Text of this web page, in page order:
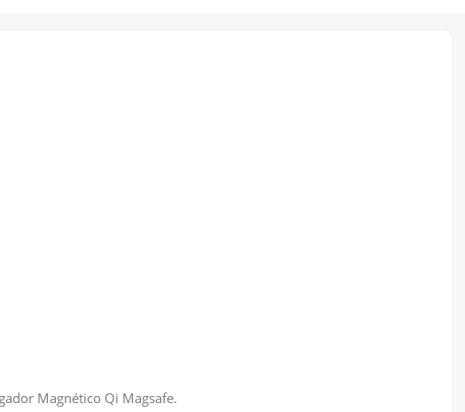
Magnético Qi Magsafe.